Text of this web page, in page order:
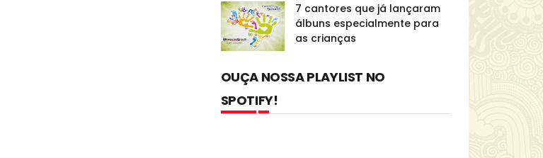
7 cantores que já lançaram
álbuns especialmente para
as crianças
OUÇA NOSSA PLAYLIST NO
SPOTIFY!